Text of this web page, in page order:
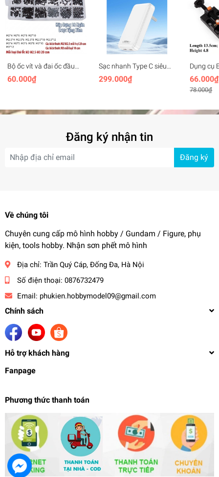
Bộ ốc vít và đai ốc đầu
tròn Philips các cỡ M2
M2.5 M3 M4
60.000₫
Sạc nhanh Type C siêu
mỏng 65W GAN Gen2
Ultra-thin Fast Charging
299.000₫
Dụng cụ
hình Mini
plastic
66.000₫
78.000₫
Đăng ký nhận tin
Đăng ký
Về chúng tôi
Chuyên cung cấp mô hình hobby / Gundam / Figure, phụ
kiện, tools hobby. Nhận sơn phết mô hình
Địa chỉ: Trần Quý Cáp, Đống Đa, Hà Nội
Số điện thoại: 0876732479
Email: phukien.hobbymodel09@gmail.com
Chính sách
Hỗ trợ khách hàng
Fanpage
Phương thức thanh toán